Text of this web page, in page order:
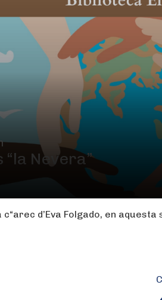
“la Nevera”
c“arec d’Eva Folgado, en